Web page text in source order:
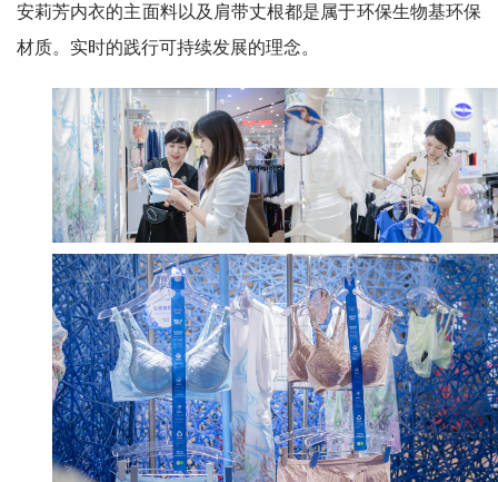
安莉芳内衣的主面料以及肩带丈根都是属于环保生物基环保
材质。实时的践行可持续发展的理念。